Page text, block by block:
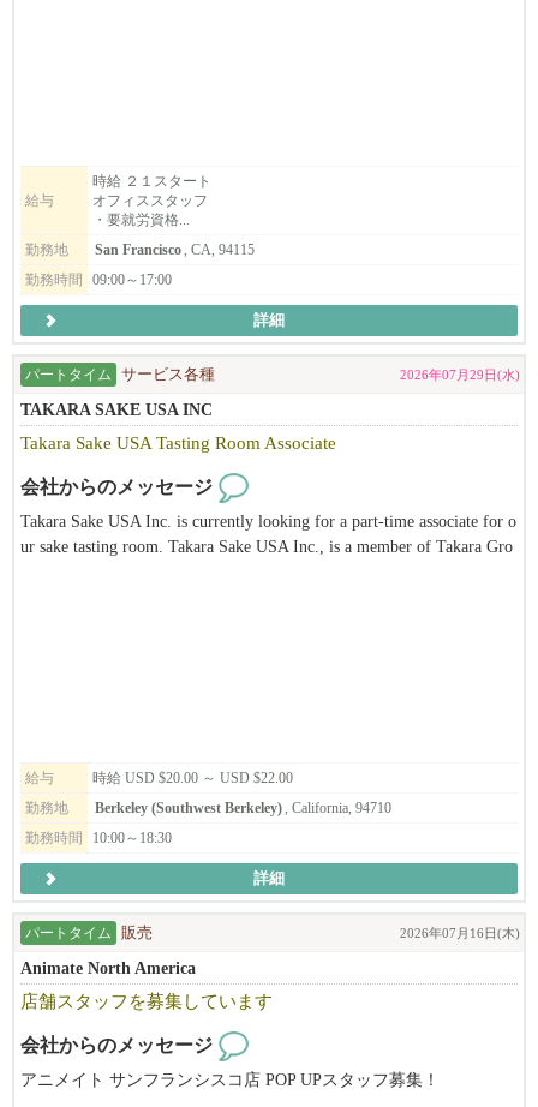
を募集していますので、
就労資格をお持ちの方、是非ご応募ください。
あわせて、新店Hinodeya Ramen Berkeley店で働いて頂けるスタッ
フも募集しております（要就労資格）。
弊社 彩々楽ダイニンググループは創業1886年本社は埼玉県。日本
飲食店を展開している会社です。元々は埼玉の片田舎の一飲食店
であった実家「ひのでや食堂」でしたが、4代目当主である私が20
代30代と欧州や米国などで海外勤務をした経験を通じ、世界にお
ける和食の特異性（うまみ だしの概念）や調理技巧の素晴らし
さに気づいたことから、こういった素晴らしい日本の食文化を世
界中どこでも誰でも楽しめる普遍的なものにしたい！ダシの文化
を広めたい！と決心し、その手段として懐石や純和食などではな
く、ラーメンで挑戦しようと奮起して10カ年の海外進出計画を立
ン」での勝負です。唯一無二の我々のだしラーメンは差別化さ
れ、和食を極めた料理人が作った「和ラーメン」としての新ジャ
ンルを確立、ラーメン店がどんどん増えつつある激戦区CAベイエ
リアにおいてもOPEN以来常に地域のトップランキングに座して
順調に走ってまいりました。
２０１６年に米国に進出、サンフランシスコのジャパンタウンで
「ひのでや」の営業開始。その後、現在までにカリフォルニア州
のサンフランシスコで直営４店舗、テキサスのダラスで直営１店
舗を運営し、ロサンゼルスで初の直営店が９月にオープンする人
気ラーメン店。まだまだ成長途中の企業です。目標通り世界5極体
制（北米・中南米・アジア・オセアニア・ヨーロッパ進出を2030
年までに達成）に向けて鋭意躍進を続けていくことも目標として
給与
時給 ２１スタート
オフィススタッフ
・要就労資格...
勤務地
San Francisco, CA, 94115
勤務時間
09:00～17:00
詳細
パートタイム サービス各種 2026年07月29日(水)
TAKARA SAKE USA INC
Takara Sake USA Tasting Room Associate
会社からのメッセージ
Takara Sake USA Inc. is currently looking for a part-time associate for o
ur sake tasting room. Takara Sake USA Inc., is a member of Takara Gro
ention to detail, organizational skills, time management, physical stamin
a, and problem-solving abilities, with an added interest in or knowledge
給与
時給 USD $20.00 ～ USD $22.00
勤務地
Berkeley (Southwest Berkeley) , California, 94710
勤務時間
10:00～18:30
詳細
パートタイム 販売 2026年07月16日(木)
Animate North America
店舗スタッフを募集しています
会社からのメッセージ
アニメイト サンフランシスコ店 POP UPスタッフ募集！